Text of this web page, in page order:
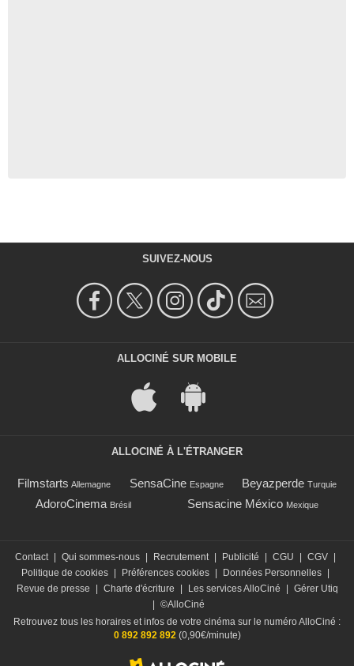
SUIVEZ-NOUS
ALLOCINÉ SUR MOBILE
ALLOCINÉ À L'ÉTRANGER
Filmstarts Allemagne SensaCine Espagne Beyazperde Turquie
AdoroCinema Brésil Sensacine México Mexique
Contact Qui sommes-nous Recrutement Publicité CGU CGV
Politique de cookies
Préférences cookies Données Personnelles
Revue de presse
Charte d'écriture Les services AlloCiné
Gérer Utiq
©AlloCiné
Retrouvez tous les horaires et infos de votre cinéma sur le numéro AlloCiné :
0 892 892 892(0,90€/minute)